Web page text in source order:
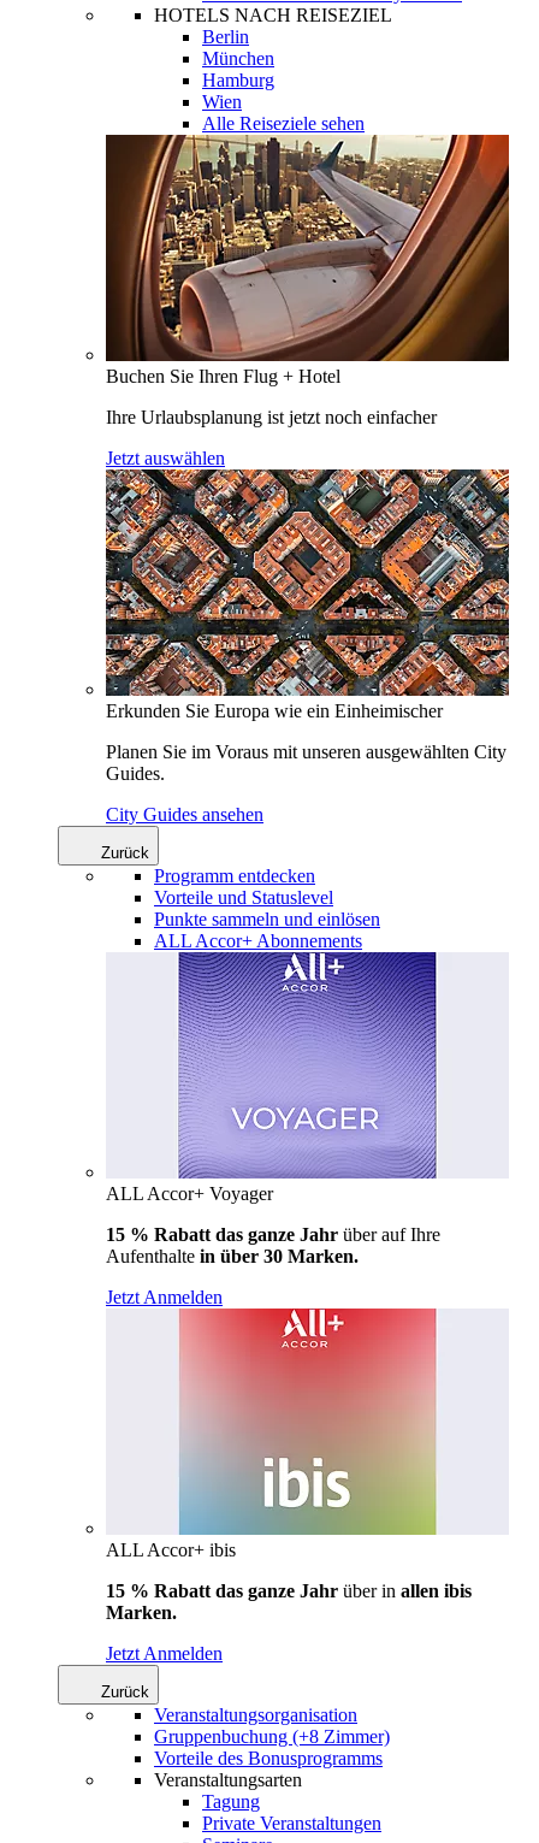
HOTELS NACH REISEZIEL
Berlin
München
Hamburg
Wien
Alle Reiseziele sehen
Buchen Sie Ihren Flug + Hotel
Ihre Urlaubsplanung ist jetzt noch einfacher
Jetzt auswählen
Erkunden Sie Europa wie ein Einheimischer
Planen Sie im Voraus mit unseren ausgewählten City
Guides.
City Guides ansehen
Zurück
Programm entdecken
Vorteile und Statuslevel
Punkte sammeln und einlösen
ALL Accor+ Abonnements
ALL Accor+ Voyager
15 % Rabatt das ganze Jahr über auf Ihre
Aufenthalte in über 30 Marken.
Jetzt Anmelden
ALL Accor+ ibis
15 % Rabatt das ganze Jahr über in allen ibis
Marken.
Jetzt Anmelden
Zurück
Veranstaltungsorganisation
Gruppenbuchung (+8 Zimmer)
Vorteile des Bonusprogramms
Veranstaltungsarten
Tagung
Private Veranstaltungen